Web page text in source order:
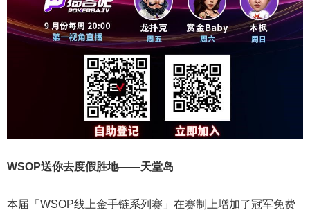
WSOP送你去度假胜地——天堂岛
本届「WSOP线上金手链系列赛」在赛制上增加了冠军免费